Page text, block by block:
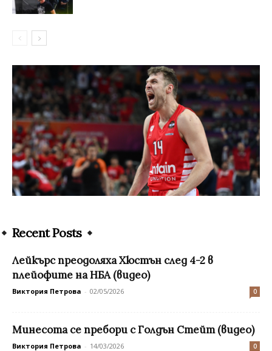
Recent Posts
Лейкърс преодоляха Хюстън след 4-2 в
плейофите на НБА (видео)
Виктория Петрова - 02/05/2026 0
Минесота се пребори с Голдън Стейт (видео)
Виктория Петрова - 14/03/2026 0